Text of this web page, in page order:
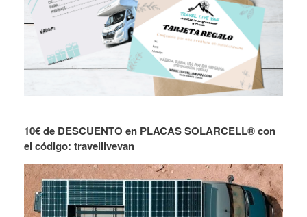
10€ de DESCUENTO en PLACAS SOLARCELL® con
el código: travellivevan